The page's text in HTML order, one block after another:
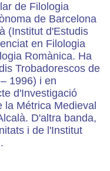
de Filologia
de Barcelona
(Institut d'Estudis
en Filologia
Romànica. Ha
Trobadorescos de
1996) i en
d'Investigació
Métrica Medieval
D'altra banda,
i de l'Institut